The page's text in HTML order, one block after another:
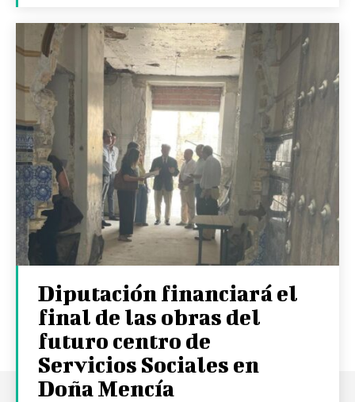
Diputación financiará el
final de las obras del
futuro centro de
Servicios Sociales en
Doña Mencía